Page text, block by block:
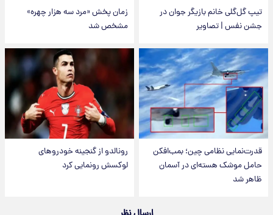
تیپ گل‌گلی خانم بازیگر جوان در
جشن نفس | تصاویر
زمان پخش «مرد سه هزار چهره»
مشخص شد
قدرت‌نمایی نظامی چین؛ بمب‌افکن
حامل موشک هسته‌ای در آسمان
ظاهر شد
رونالدو از گنجینه خودروهای
لوکسش رونمایی کرد